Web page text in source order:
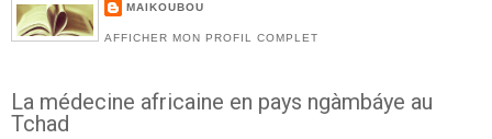
MAIKOUBOU
AFFICHER MON PROFIL COMPLET
La médecine africaine en pays ngàmbáye au
Tchad